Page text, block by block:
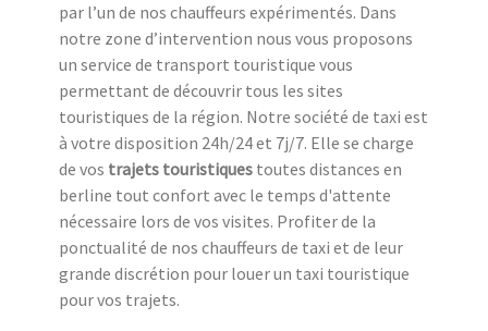
par l’un de nos chauffeurs expérimentés. Dans
notre zone d’intervention nous vous proposons
un service de transport touristique vous
permettant de découvrir tous les sites
touristiques de la région. Notre société de taxi est
à votre disposition 24h/24 et 7j/7. Elle se charge
de vos trajets touristiques toutes distances en
berline tout confort avec le temps d'attente
nécessaire lors de vos visites. Profiter de la
ponctualité de nos chauffeurs de taxi et de leur
grande discrétion pour louer un taxi touristique
pour vos trajets.